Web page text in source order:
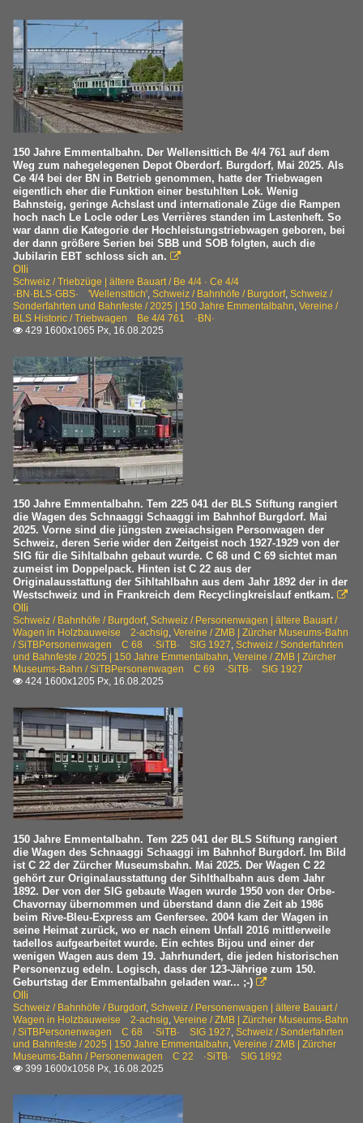
150 Jahre Emmentalbahn. Der Wellensittich Be 4/4 761 auf dem
Weg zum nahegelegenen Depot Oberdorf. Burgdorf, Mai 2025. Als
Ce 4/4 bei der BN in Betrieb genommen, hatte der Triebwagen
eigentlich eher die Funktion einer bestuhlten Lok. Wenig
Bahnsteig, geringe Achslast und internationale Züge die Rampen
hoch nach Le Locle oder Les Verrières standen im Lastenheft. So
war dann die Kategorie der Hochleistungstriebwagen geboren, bei
der dann größere Serien bei SBB und SOB folgten, auch die
Jubilarin EBT schloss sich an. 
Olli
Schweiz / Triebzüge | ältere Bauart / Be 4/4 · Ce 4/4
·BN·BLS·GBS· 'Wellensittich', Schweiz / Bahnhöfe / Burgdorf, Schweiz /
Sonderfahrten und Bahnfeste / 2025 | 150 Jahre Emmentalbahn, Vereine /
BLS Historic / Triebwagen Be 4/4 761 ·BN·
 429 1600x1065 Px, 16.08.2025
150 Jahre Emmentalbahn. Tem 225 041 der BLS Stiftung rangiert
die Wagen des Schnaaggi Schaaggi im Bahnhof Burgdorf. Mai
2025. Vorne sind die jüngsten zweiachsigen Personwagen der
Schweiz, deren Serie wider den Zeitgeist noch 1927-1929 von der
SIG für die Sihltalbahn gebaut wurde. C 68 und C 69 sichtet man
zumeist im Doppelpack. Hinten ist C 22 aus der
Originalausstattung der Sihltahlbahn aus dem Jahr 1892 der in der
Westschweiz und in Frankreich dem Recyclingkreislauf entkam. 
Olli
Schweiz / Bahnhöfe / Burgdorf, Schweiz / Personenwagen | ältere Bauart /
Wagen in Holzbauweise 2-achsig, Vereine / ZMB | Zürcher Museums-Bahn
/ SiTBPersonenwagen C 68 ·SiTB· SIG 1927, Schweiz / Sonderfahrten
und Bahnfeste / 2025 | 150 Jahre Emmentalbahn, Vereine / ZMB | Zürcher
Museums-Bahn / SiTBPersonenwagen C 69 ·SiTB· SIG 1927
 424 1600x1205 Px, 16.08.2025
150 Jahre Emmentalbahn. Tem 225 041 der BLS Stiftung rangiert
die Wagen des Schnaaggi Schaaggi im Bahnhof Burgdorf. Im Bild
ist C 22 der Zürcher Museumsbahn. Mai 2025. Der Wagen C 22
gehört zur Originalausstattung der Sihlthalbahn aus dem Jahr
1892. Der von der SIG gebaute Wagen wurde 1950 von der Orbe-
Chavornay übernommen und überstand dann die Zeit ab 1986
beim Rive-Bleu-Express am Genfersee. 2004 kam der Wagen in
seine Heimat zurück, wo er nach einem Unfall 2016 mittlerweile
tadellos aufgearbeitet wurde. Ein echtes Bijou und einer der
wenigen Wagen aus dem 19. Jahrhundert, die jeden historischen
Personenzug edeln. Logisch, dass der 123-Jährige zum 150.
Geburtstag der Emmentalbahn geladen war... ;-) 
Olli
Schweiz / Bahnhöfe / Burgdorf, Schweiz / Personenwagen | ältere Bauart /
Wagen in Holzbauweise 2-achsig, Vereine / ZMB | Zürcher Museums-Bahn
/ SiTBPersonenwagen C 68 ·SiTB· SIG 1927, Schweiz / Sonderfahrten
und Bahnfeste / 2025 | 150 Jahre Emmentalbahn, Vereine / ZMB | Zürcher
Museums-Bahn / Personenwagen C 22 ·SiTB· SIG 1892
 399 1600x1058 Px, 16.08.2025